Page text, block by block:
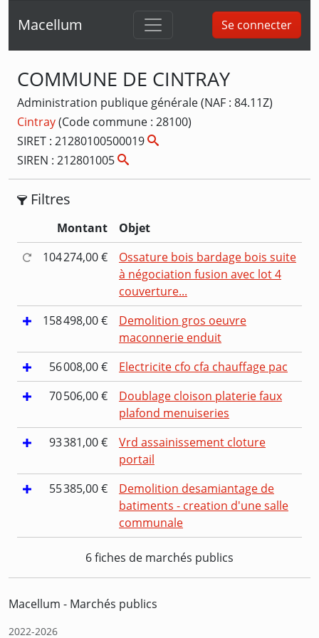
Macellum Se connecter
COMMUNE DE CINTRAY
Administration publique générale (NAF : 84.11Z)
Cintray(Code commune : 28100)
SIRET : 21280100500019
SIREN : 212801005
Filtres
Montant
Objet
104 274,00 €
Ossature bois bardage bois suite
à négociation fusion avec lot 4
couverture...
158 498,00 €
Demolition gros oeuvre
maconnerie enduit
56 008,00 €
Electricite cfo cfa chauffage pac
70 506,00 €
Doublage cloison platerie faux
plafond menuiseries
93 381,00 €
Vrd assainissement cloture
portail
55 385,00 €
Demolition desamiantage de
batiments - creation d'une salle
communale
6 fiches de marchés publics
Macellum - Marchés publics
2022-2026